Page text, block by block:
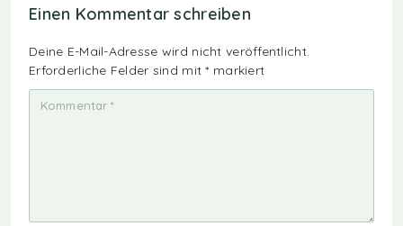
Einen Kommentar schreiben
Deine E-Mail-Adresse wird nicht veröffentlicht.
Erforderliche Felder sind mit* markiert